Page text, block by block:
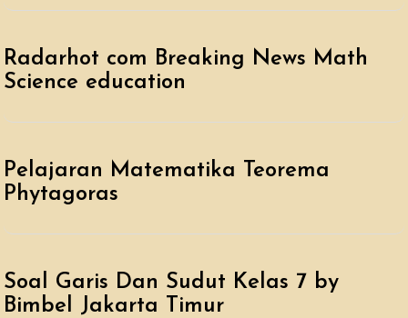
Radarhot com Breaking News Math
Science education
Pelajaran Matematika Teorema
Phytagoras
Soal Garis Dan Sudut Kelas 7 by
Bimbel Jakarta Timur